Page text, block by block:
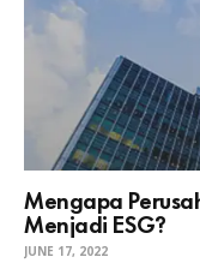
Mengapa
Menjadi ESG?
JUNE 17, 2022